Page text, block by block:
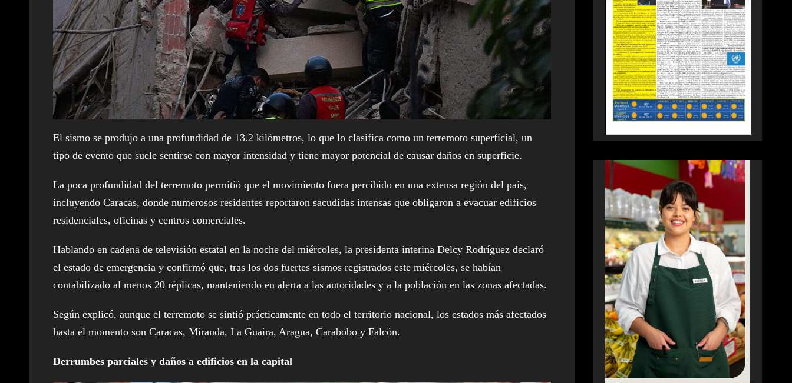
El sismo se produjo a una profundidad de 13.2 kilómetros, lo que lo clasifica como un terremoto superficial, un
tipo de evento que suele sentirse con mayor intensidad y tiene mayor potencial de causar daños en superficie.
La poca profundidad del terremoto permitió que el movimiento fuera percibido en una extensa región del país,
incluyendo Caracas, donde numerosos residentes reportaron sacudidas intensas que obligaron a evacuar edificios
residenciales, oficinas y centros comerciales.
Hablando en cadena de televisión estatal en la noche del miércoles, la presidenta interina Delcy Rodríguez declaró
el estado de emergencia y confirmó que, tras los dos fuertes sismos registrados este miércoles, se habían
contabilizado al menos 20 réplicas, manteniendo en alerta a las autoridades y a la población en las zonas afectadas.
Según explicó, aunque el terremoto se sintió prácticamente en todo el territorio nacional, los estados más afectados
hasta el momento son Caracas, Miranda, La Guaira, Aragua, Carabobo y Falcón.
Derrumbes parciales y daños a edificios en la capital